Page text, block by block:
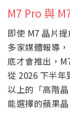
面交鋒的價格
場的影響力相
生產力平板領
是它們手中有
M7 Pro 與